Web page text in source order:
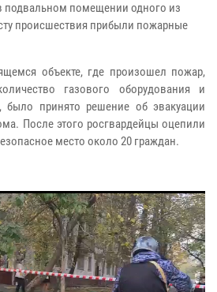
подвальном помещении одного из
происшествия прибыли пожарные
объекте, где произошел пожар,
газового оборудования и
было принято решение об эвакуации
После этого росгвардейцы оцепили
место около 20 граждан.